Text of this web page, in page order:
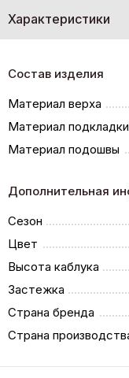
Характеристики
Состав изделия
Материал верха
Материал подкладки
Материал подошвы
Дополнительная
Сезон
Цвет
Высота каблука
Застежка
Страна бренда
Страна